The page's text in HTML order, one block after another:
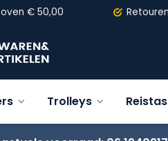
€ 50,00
Trolleys